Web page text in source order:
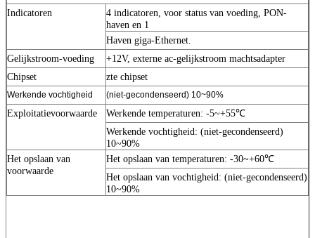
Indicatoren
4 indicatoren, voor status van voeding, PON-
haven en 1
Haven giga-Ethernet.
Gelijkstroom-voeding
+12V, externe ac-gelijkstroom machtsadapter
Chipset
zte chipset
Werkende vochtigheid (niet-gecondenseerd) 10~90%
Exploitatievoorwaarde
Werkende temperaturen: -5~+55℃
Werkende vochtigheid: (niet-gecondenseerd)
10~90%
Het opslaan van
voorwaarde
Het opslaan van temperaturen: -30~+60℃
Het opslaan van vochtigheid: (niet-gecondenseerd)
10~90%